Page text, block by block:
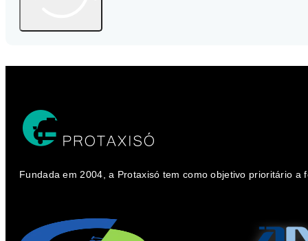
Fundada em 2004, a Protaxisó tem como objetivo prioritário